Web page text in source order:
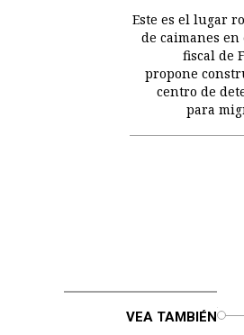
Este es el lugar
de caimanes en
fiscal de
propone
centro de
para
VEA TAMBIÉN